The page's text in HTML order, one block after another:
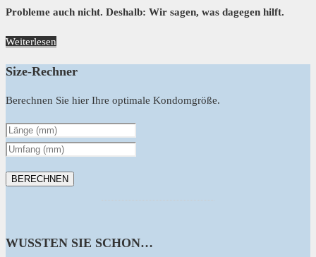
Probleme auch nicht. Deshalb: Wir sagen, was dagegen hilft.
Weiterlesen
Size-Rechner
Berechnen Sie hier Ihre optimale Kondomgröße.
WUSSTEN SIE SCHON…